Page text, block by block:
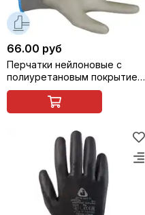
66.00 руб
Перчатки нейлоновые с
полиуретановым покрытием
TOPFORT НПУ01